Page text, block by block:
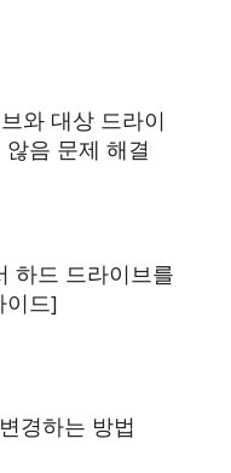
와 대상 드라이
음 문제 해결
하드 드라이브를
이드]
경하는 방법